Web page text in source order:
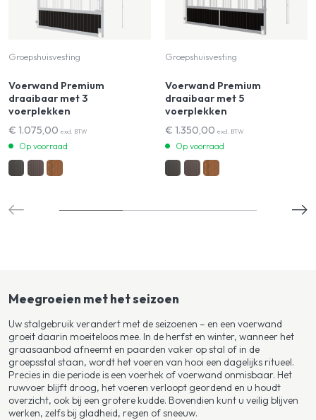
Groepshuisvesting
Voerwand Premium
draaibaar met 3
voerplekken
€ 1.075,00 excl. BTW
Op voorraad
Groepshuisvesting
Voerwand Premium
draaibaar met 5
voerplekken
€ 1.350,00 excl. BTW
Op voorraad
Meegroeien met het seizoen
Uw stalgebruik verandert met de seizoenen – en een voerwand
groeit daarin moeiteloos mee. In de herfst en winter, wanneer het
graasaanbod afneemt en paarden vaker op stal of in de
groepsstal staan, wordt het voeren van hooi een dagelijks ritueel.
Precies in die periode is een voerhek of voerwand onmisbaar. Het
ruwvoer blijft droog, het voeren verloopt geordend en u houdt
overzicht, ook bij een grotere kudde. Bovendien kunt u veilig blijven
werken, zelfs bij gladheid, regen of sneeuw.